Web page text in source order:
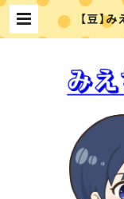
【豆】
ート